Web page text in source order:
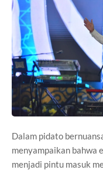
Dalam pidato
menyampaikan bahwa
menjadi pintu masuk